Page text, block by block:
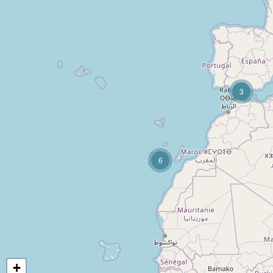
6
3
+